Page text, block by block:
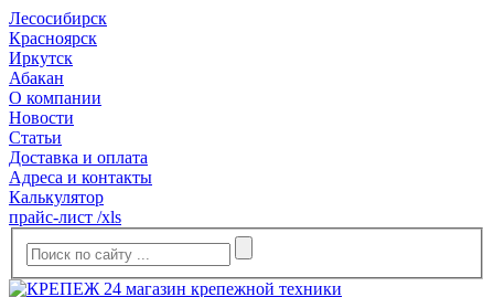
Лесосибирск
Красноярск
Иркутск
Абакан
О компании
Новости
Статьи
Доставка и оплата
Адреса и контакты
Калькулятор
прайс-лист /xls